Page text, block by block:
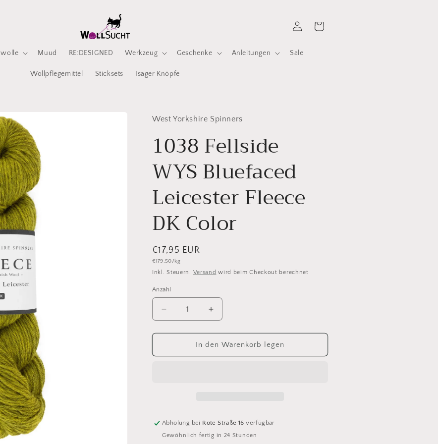
Muud RE:DESIGNED Werkzeug Geschenke Anleitungen Sale
Wollpflegemittel Sticksets Isager Knöpfe
EinloggenWarenkorb
West Yorkshire Spinners
1038 Fellside
WYS Bluefaced
Leicester Fleece
DK Color
Normaler
Preis
€17,95 EUR
Grundpreis
€179,50/kg
Inkl. Steuern. Versand wird beim Checkout berechnet
Anzahl
Anzahl
Verringere
die
Menge
1038
Color
Erhöhe
die
Menge
für
1038
Color
In den Warenkorb legen
Abholung bei Rote Straße 16 verfügbar
Gewöhnlich fertig in 24 Stunden